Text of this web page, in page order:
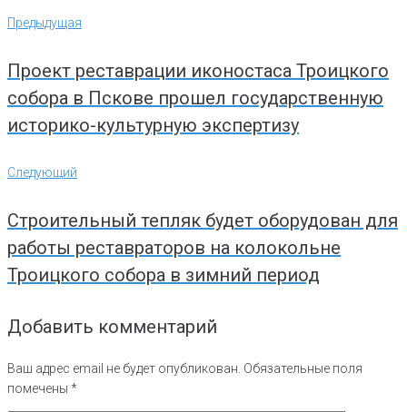
Навигация
по
Предыдущая
Предыдущая
Проект реставрации иконостаса Троицкого
собора в Пскове прошел государственную
историко-культурную экспертизу
Следующий
Следующий
Строительный тепляк будет оборудован для
работы реставраторов на колокольне
Троицкого собора в зимний период
Добавить комментарий
Ваш адрес email не будет опубликован. Обязательные поля
помечены *